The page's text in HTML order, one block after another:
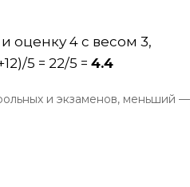
оценку 4 с весом 3,
5 = 22/5 = 4.4
и экзаменов, меньший